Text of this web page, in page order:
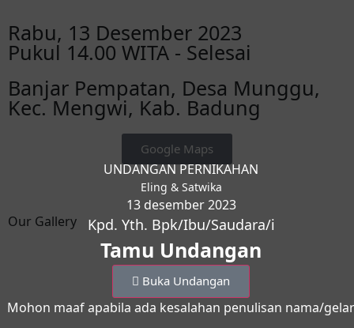
Rabu, 13 Desember 2023
Pukul 14.00 WITA - Selesai
Banjar Pempatan, Desa Munggu,
Kec. Mengwi, Kab. Badung
Google Maps
Our Gallery
UNDANGAN PERNIKAHAN
Eling & Satwika
13 desember 2023
Kpd. Yth. Bpk/Ibu/Saudara/i
Tamu Undangan
Buka Undangan
Mohon maaf apabila ada kesalahan penulisan nama/gelar